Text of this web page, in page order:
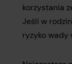
korzystania
Jeśli w
ryzyko wady